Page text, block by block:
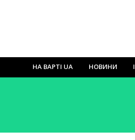
НА ВАРТІ UA НОВИНИ